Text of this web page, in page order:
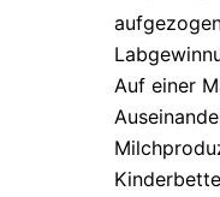
Auf einer